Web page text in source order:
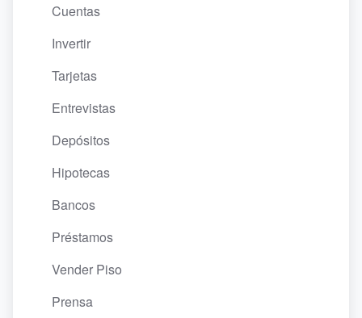
Cuentas
Invertir
Tarjetas
Entrevistas
Depósitos
Hipotecas
Bancos
Préstamos
Vender Piso
Prensa